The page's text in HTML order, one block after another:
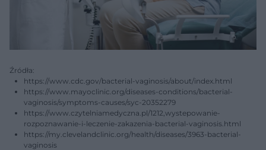
Źródła:
https://www.cdc.gov/bacterial-vaginosis/about/index.html
https://www.mayoclinic.org/diseases-conditions/bacterial-
vaginosis/symptoms-causes/syc-20352279
https://www.czytelniamedyczna.pl/1212,wystepowanie-
rozpoznawanie-i-leczenie-zakazenia-bacterial-vaginosis.html
https://my.clevelandclinic.org/health/diseases/3963-bacterial-
vaginosis